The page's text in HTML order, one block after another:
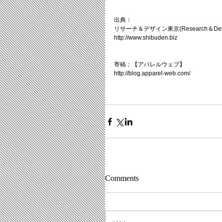
出典：
リサーチ＆デザイン東京(Research＆
http://www.shibuden.biz
寄稿：【アパレルウェブ】
http://blog.apparel-web.com/
Comments